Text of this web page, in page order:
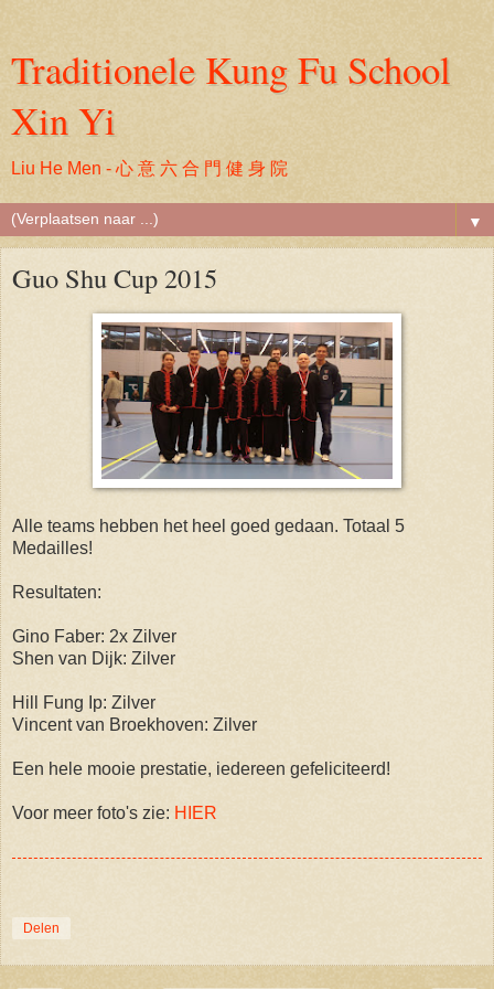
Traditionele Kung Fu School
Xin Yi
Liu He Men - 心 意 六 合 門 健 身 院
▼
Guo Shu Cup 2015
Alle teams hebben het heel goed gedaan. Totaal 5
Medailles!
Resultaten:
Gino Faber: 2x Zilver
Shen van Dijk: Zilver
Hill Fung Ip: Zilver
Vincent van Broekhoven: Zilver
Een hele mooie prestatie, iedereen gefeliciteerd!
Voor meer foto's zie: HIER
Delen